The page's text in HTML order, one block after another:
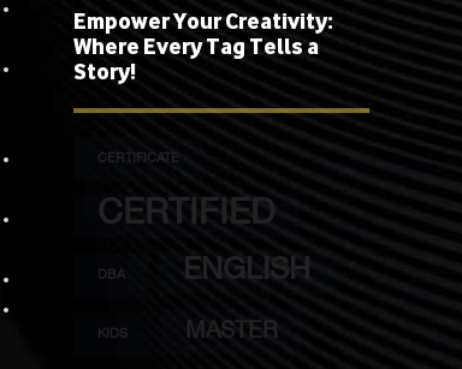
Empower Your Creativity:
Where Every Tag Tells a
Story!
CERTIFICATE
CERTIFIED
DBA ENGLISH
KIDS MASTER